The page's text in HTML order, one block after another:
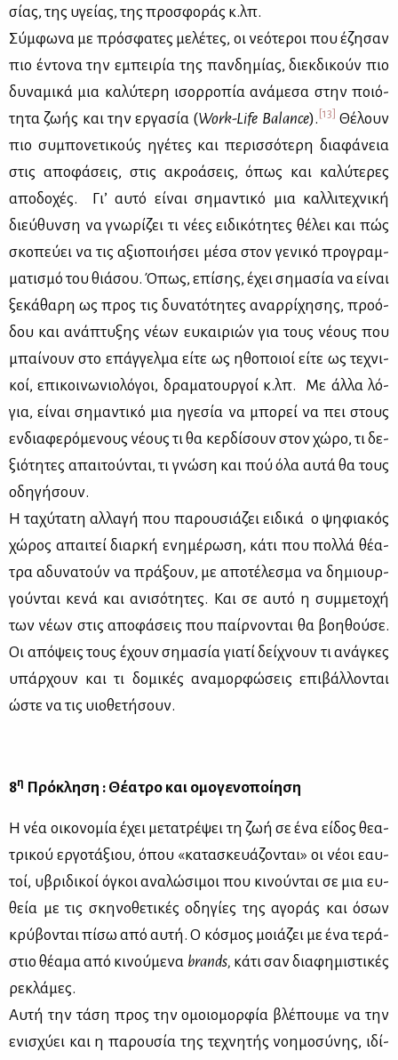
σί­ας, της υγεί­ας, της προ­σφο­ράς κ.λπ.
Σύμ­φω­να με πρό­σφα­τες με­λέ­τες, οι νε­ό­τε­ροι που έζη­σαν
πιο έντο­να την εμπει­ρία της παν­δη­μί­ας, διεκ­δι­κούν πιο
δυ­να­μι­κά μια κα­λύ­τε­ρη ισορ­ρο­πία ανά­με­σα στην ποιό­
τη­τα ζω­ής και την ερ­γα­σία (Work-Life Balance). [13] Θέ­λουν
πιο συ­μπο­νε­τι­κούς ηγέ­τες και πε­ρισ­σό­τε­ρη δια­φά­νεια
στις απο­φά­σεις, στις ακρο­ά­σεις, όπως και κα­λύ­τε­ρες
απο­δο­χές. Γι’ αυ­τό εί­ναι ση­μα­ντι­κό μια καλ­λι­τε­χνι­κή
διεύ­θυν­ση να γνω­ρί­ζει τι νέ­ες ει­δι­κό­τη­τες θέ­λει και πώς
σκο­πεύ­ει να τις αξιο­ποι­ή­σει μέ­σα στον γε­νι­κό προ­γραμ­
μα­τι­σμό του θιά­σου. Όπως, επί­σης, έχει ση­μα­σία να εί­ναι
ξε­κά­θα­ρη ως προς τις δυ­να­τό­τη­τες αναρ­ρί­χη­σης, προ­ό­
δου και ανά­πτυ­ξης νέ­ων ευ­και­ριών για τους νέ­ους που
μπαί­νουν στο επάγ­γελ­μα εί­τε ως ηθο­ποιοί εί­τε ως τε­χνι­
κοί, επι­κοι­νω­νιο­λό­γοι, δρα­μα­τουρ­γοί κ.λπ. Με άλ­λα λό­
για, εί­ναι ση­μα­ντι­κό μια ηγε­σία να μπο­ρεί να πει στους
εν­δια­φε­ρό­με­νους νέ­ους τι θα κερ­δί­σουν στον χώ­ρο, τι δε­
ξιό­τη­τες απαι­τού­νται, τι γνώ­ση και πού όλα αυ­τά θα τους
οδη­γή­σουν.
Η τα­χύ­τα­τη αλ­λα­γή που πα­ρου­σιά­ζει ει­δι­κά ο ψη­φια­κός
χώ­ρος απαι­τεί διαρ­κή ενη­μέ­ρω­ση, κά­τι που πολ­λά θέ­α­
τρα αδυ­να­τούν να πρά­ξουν, με απο­τέ­λε­σμα να δη­μιουρ­
γού­νται κε­νά και ανι­σό­τη­τες. Και σε αυ­τό η συμ­με­το­χή
των νέ­ων στις απο­φά­σεις που παίρ­νο­νται θα βοη­θού­σε.
Οι από­ψεις τους έχουν ση­μα­σία για­τί δεί­χνουν τι ανά­γκες
υπάρ­χουν και τι δο­μι­κές ανα­μορ­φώ­σεις επι­βάλ­λο­νται
ώστε να τις υιο­θε­τή­σουν.
8η Πρό­κλη­ση : Θέ­α­τρο και ομο­γε­νο­ποί­η­ση
Η νέα οι­κο­νο­μία έχει με­τα­τρέ­ψει τη ζωή σε ένα εί­δος θε­α­
τρι­κού ερ­γο­τά­ξιου, όπου «κα­τα­σκευά­ζο­νται» οι νέ­οι εαυ­
τοί, υβρι­δι­κοί όγκοι ανα­λώ­σι­μοι που κι­νού­νται σε μια ευ­
θεία με τις σκη­νο­θε­τι­κές οδη­γί­ες της αγο­ράς και όσων
κρύ­βο­νται πί­σω από αυ­τή. Ο κό­σμος μοιά­ζει με ένα τε­ρά­
στιο θέ­α­μα από κι­νού­με­να brands, κά­τι σαν δια­φη­μι­στι­κές
ρε­κλά­μες.
Αυ­τή την τά­ση προς την ομοιο­μορ­φία βλέ­που­με να την
ενι­σχύ­ει και η πα­ρου­σία της τε­χνη­τής νοη­μο­σύ­νης, ιδί­